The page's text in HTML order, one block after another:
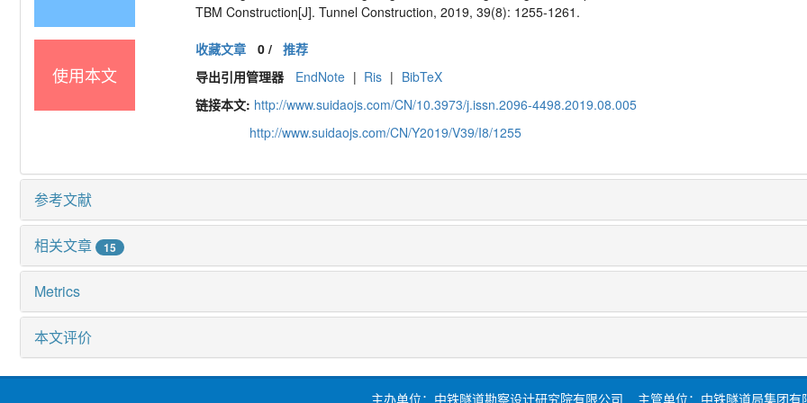
TBM Construction[J]. Tunnel Construction, 2019, 39(8): 1255-1261.
使用本文
收藏文章 0/ 推荐
导出引用管理器
EndNote | Ris | BibTeX
链接本文: http://www.suidaojs.com/CN/10.3973/j.issn.2096-4498.2019.08.005
http://www.suidaojs.com/CN/Y2019/V39/I8/1255
参考文献
相关文章 15
Metrics
本文评价
主办单位：中铁隧道勘察设计研究院有限公司 主管单位：中铁隧道局集团有